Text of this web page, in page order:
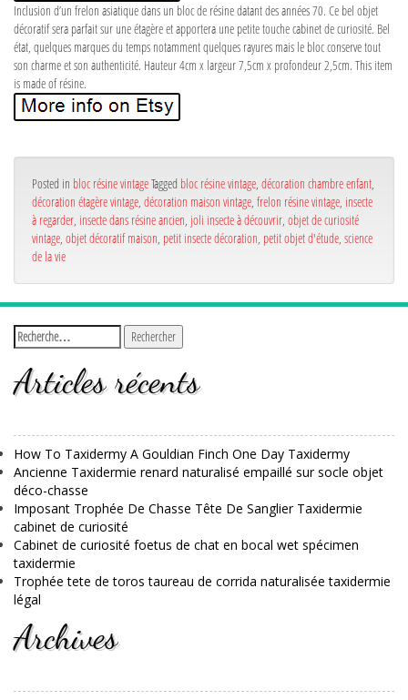
Inclusion d’un frelon asiatique dans un bloc de résine datant des années 70. Ce bel objet
décoratif sera parfait sur une étagère et apportera une petite touche cabinet de curiosité. Bel
état, quelques marques du temps notamment quelques rayures mais le bloc conserve tout
son charme et son authenticité. Hauteur 4cm x largeur 7,5cm x profondeur 2,5cm. This item
is made of résine.
Posted in bloc résine vintageTagged bloc résine vintage, décoration chambre enfant,
décoration étagère vintage, décoration maison vintage, frelon résine vintage, insecte
à regarder, insecte dans résine ancien, joli insecte à découvrir, objet de curiosité
vintage, objet décoratif maison, petit insecte décoration, petit objet d'étude, science
de la vie
Articles récents
How To Taxidermy A Gouldian Finch One Day Taxidermy
Ancienne Taxidermie renard naturalisé empaillé sur socle objet
déco-chasse
Imposant Trophée De Chasse Tête De Sanglier Taxidermie
cabinet de curiosité
Cabinet de curiosité foetus de chat en bocal wet spécimen
taxidermie
Trophée tete de toros taureau de corrida naturalisée taxidermie
légal
Archives